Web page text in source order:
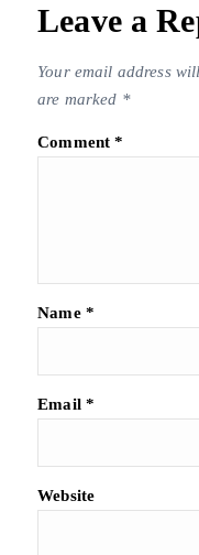
Leave a
Your email address
are marked *
Comment*
Name *
Email *
Website